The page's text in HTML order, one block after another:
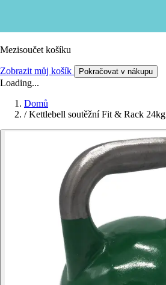
Mezisoučet košíku
Zobrazit můj košík Pokračovat v nákupu
Loading...
Domů
/ Kettlebell soutěžní Fit & Rack 24kg